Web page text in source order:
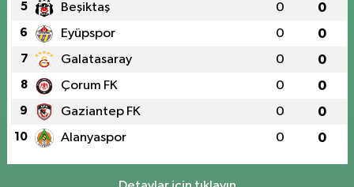
5 Beşiktaş 0 0
6 Eyüpspor 0 0
7 Galatasaray 0 0
8 Çorum FK 0 0
9 Gaziantep FK 0 0
10 Alanyaspor 0 0